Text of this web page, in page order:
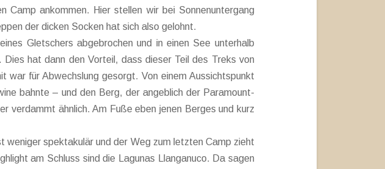
Camp ankommen. Hier stellen wir bei Sonnenuntergang
der dicken Socken hat sich also gelohnt.
Gletschers abgebrochen und in einen See unterhalb
hat dann den Vorteil, dass dieser Teil des Treks von
war für Abwechslung gesorgt. Von einem Aussichtspunkt
bahnte – und den Berg, der angeblich der Paramount-
verdammt ähnlich. Am Fuße eben jenen Berges und kurz
spektakulär und der Weg zum letzten Camp zieht
am Schluss sind die Lagunas Llanganuco. Da sagen